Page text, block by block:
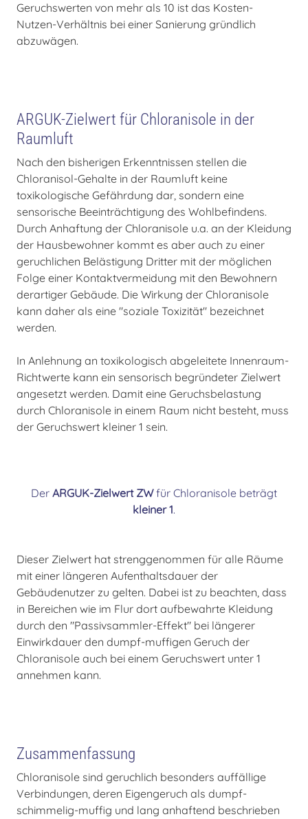
Geruchswerten von mehr als 10 ist das Kosten-
Nutzen-Verhältnis bei einer Sanierung gründlich
abzuwägen.
ARGUK-Zielwert für Chloranisole in der
Raumluft
Nach den bisherigen Erkenntnissen stellen die
Chloranisol-Gehalte in der Raumluft keine
toxikologische Gefährdung dar, sondern eine
sensorische Beeinträchtigung des Wohlbefindens.
Durch Anhaftung der Chloranisole u.a. an der Kleidung
der Hausbewohner kommt es aber auch zu einer
geruchlichen Belästigung Dritter mit der möglichen
Folge einer Kontaktvermeidung mit den Bewohnern
derartiger Gebäude. Die Wirkung der Chloranisole
kann daher als eine "soziale Toxizität" bezeichnet
werden.
In Anlehnung an toxikologisch abgeleitete Innenraum-
Richtwerte kann ein sensorisch begründeter Zielwert
angesetzt werden. Damit eine Geruchsbelastung
durch Chloranisole in einem Raum nicht besteht, muss
der Geruchswert kleiner 1 sein.
Der ARGUK-Zielwert ZWfür Chloranisole beträgt
kleiner 1.
Dieser Zielwert hat strenggenommen für alle Räume
mit einer längeren Aufenthaltsdauer der
Gebäudenutzer zu gelten. Dabei ist zu beachten, dass
in Bereichen wie im Flur dort aufbewahrte Kleidung
durch den "Passivsammler-Effekt" bei längerer
Einwirkdauer den dumpf-muffigen Geruch der
Chloranisole auch bei einem Geruchswert unter 1
annehmen kann.
Zusammenfassung
Chloranisole sind geruchlich besonders auffällige
Verbindungen, deren Eigengeruch als dumpf-
schimmelig-muffig und lang anhaftend beschrieben